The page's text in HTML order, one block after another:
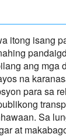
itong isang
ang mga
na
para sa
Sa
at